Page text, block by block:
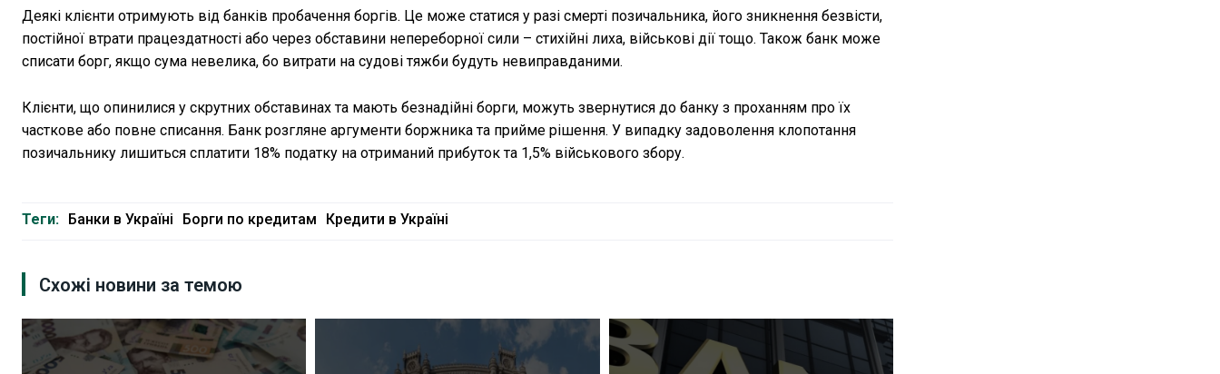
Деякі клієнти отримують від банків пробачення боргів. Це може статися у разі смерті позичальника, його зникнення безвісти,
постійної втрати працездатності або через обставини непереборної сили – стихійні лиха, військові дії тощо. Також банк може
списати борг, якщо сума невелика, бо витрати на судові тяжби будуть невиправданими.
Клієнти, що опинилися у скрутних обставинах та мають безнадійні борги, можуть звернутися до банку з проханням про їх
часткове або повне списання. Банк розгляне аргументи боржника та прийме рішення. У випадку задоволення клопотання
позичальнику лишиться сплатити 18% податку на отриманий прибуток та 1,5% військового збору.
Теги: Банки в Україні Борги по кредитам Кредити в Україні
Схожі новини за темою